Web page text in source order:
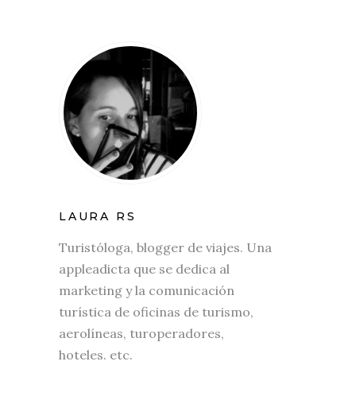
LAURA RS
Turistóloga, blogger de viajes. Una
appleadicta que se dedica al
marketing y la comunicación
turística de oficinas de turismo,
aerolíneas, turoperadores,
hoteles. etc.